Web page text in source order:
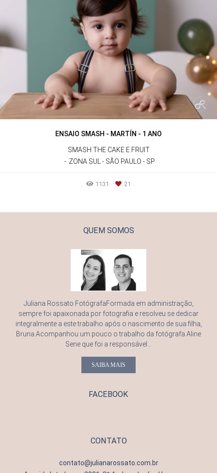
ENSAIO SMASH - MARTÍN - 1 ANO
SMASH THE CAKE E FRUIT
ZONA SUL - SÃO PAULO - SP
1131 21
QUEM SOMOS
Juliana Rossato FotógrafaFormada em administração,
sempre foi apaixonada por fotografia e resolveu se dedicar
integralmente a este trabalho após o nascimento de sua filha,
Bruna.Acompanhou um pouco o trabalho da fotógrafa Aline
Sene que foi a responsável...
SAIBA MAIS
FACEBOOK
CONTATO
contato@julianarossato.com.br